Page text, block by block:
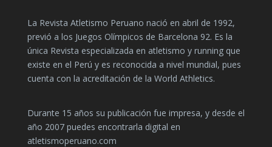
La Revista Atletismo Peruano nació en abril de 1992,
previó a los Juegos Olímpicos de Barcelona 92. Es la
única Revista especializada en atletismo y running que
existe en el Perú y es reconocida a nivel mundial, pues
cuenta con la acreditación de la World Athletics.
Durante 15 años su publicación fue impresa, y desde el
año 2007 puedes encontrarla digital en
atletismoperuano.com